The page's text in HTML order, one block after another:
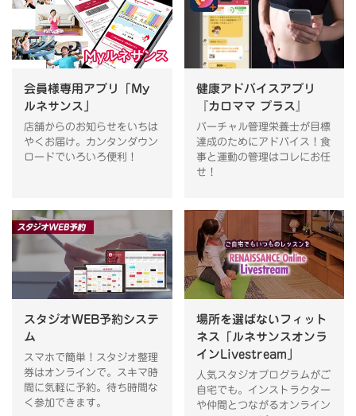
会員様専用アプリ「My
ルネサンス」
店舗からのお知らせをいちは
やくお届け。カンタンダウン
ロードでいろいろ便利！
健康アドバイスアプリ
『カロママ プラス』
バーチャル管理栄養士が目標
達成のためにアドバイス！食
事と運動の管理はコレにお任
せ！
スタジオWEB予約システ
ム
スマホで簡単！スタジオ整理
券はオンラインで。スキマ時
間に気軽に予約。待ち時間な
く参加できます。
場所を選ばないフィット
ネス「ルネサンスオンラ
インLivestream」
人気スタジオプログラムがご
自宅でも。インストラクター
や仲間とつながるオンライン